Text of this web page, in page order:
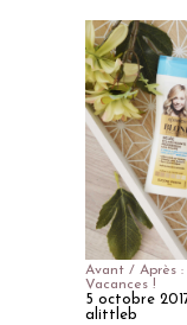
Avant / Après :
Vacances !
5 octobre
alittleb